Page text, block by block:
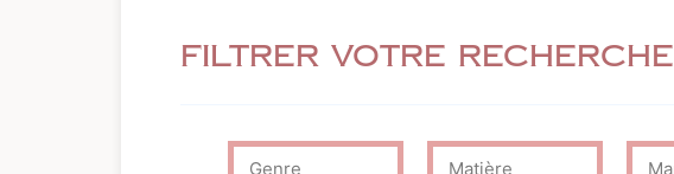
Filtrer votre recherche